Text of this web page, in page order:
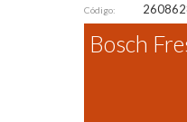
Código:
Bosch